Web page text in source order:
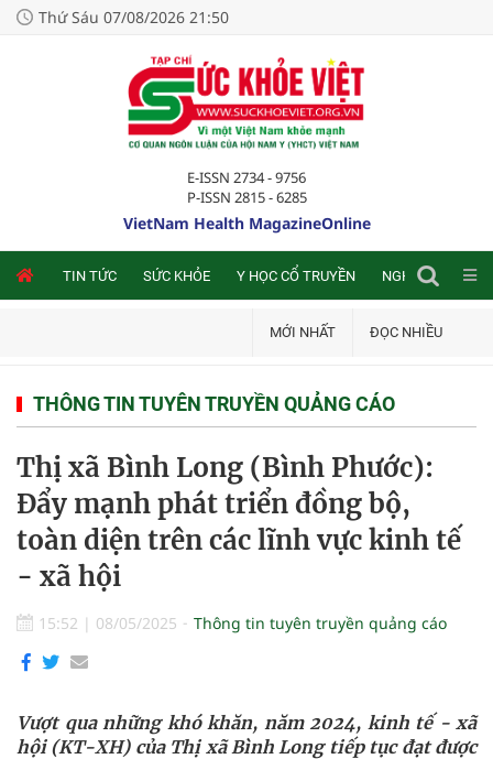
Thứ Sáu 07/08/2026 21:50
E-ISSN 2734 - 9756
P-ISSN 2815 - 6285
VietNam Health MagazineOnline
TIN TỨC SỨC KHỎE Y HỌC CỔ TRUYỀN NGHIÊN CỨU
MỚI NHẤT ĐỌC NHIỀU
THÔNG TIN TUYÊN TRUYỀN QUẢNG CÁO
Thị xã Bình Long (Bình Phước):
Đẩy mạnh phát triển đồng bộ,
toàn diện trên các lĩnh vực kinh tế
- xã hội
15:52 | 08/05/2025 Thông tin tuyên truyền quảng cáo
Vượt qua những khó khăn, năm 2024, kinh tế - xã
hội (KT-XH) của Thị xã Bình Long tiếp tục đạt được